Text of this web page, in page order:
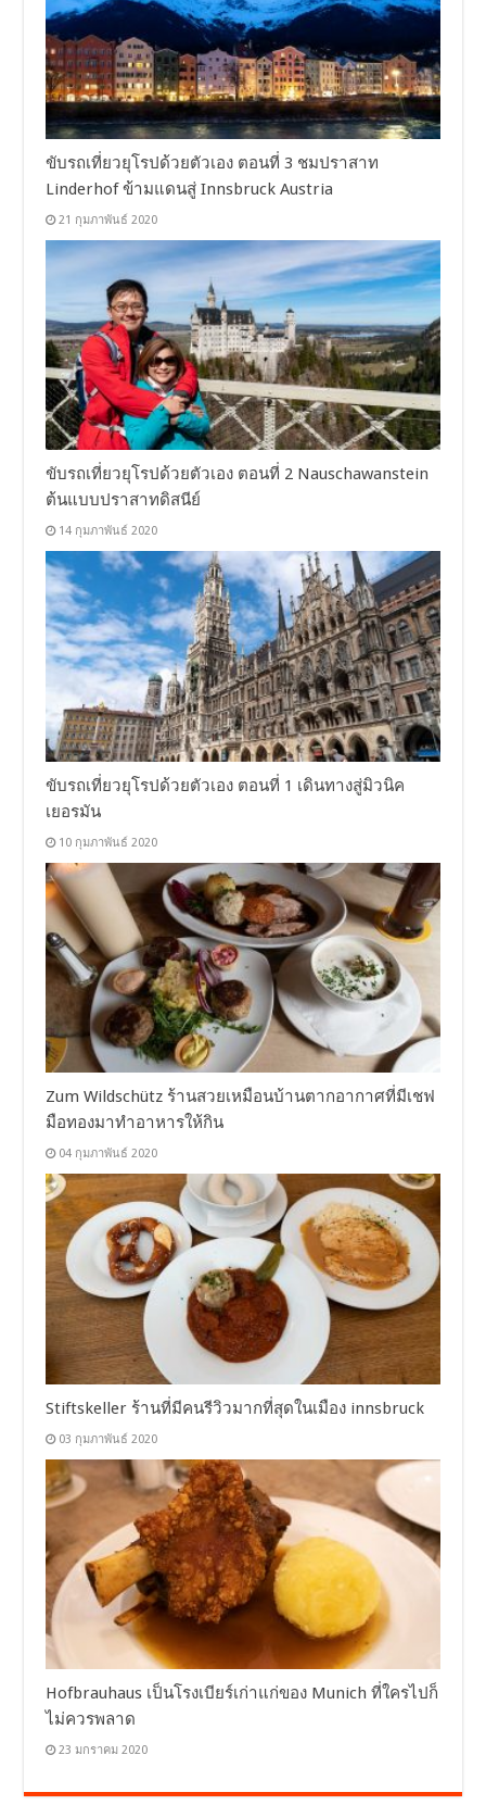
ขับรถเที่ยวยุโรปด้วยตัวเอง ตอนที่ 3 ชมปราสาท
Linderhof ข้ามแดนสู่ Innsbruck Austria
21 กุมภาพันธ์ 2020
ขับรถเที่ยวยุโรปด้วยตัวเอง ตอนที่ 2 Nauschawanstein
ต้นแบบปราสาทดิสนีย์
14 กุมภาพันธ์ 2020
ขับรถเที่ยวยุโรปด้วยตัวเอง ตอนที่ 1 เดินทางสู่มิวนิค
เยอรมัน
10 กุมภาพันธ์ 2020
Zum Wildschütz ร้านสวยเหมือนบ้านตากอากาศที่มีเชฟ
มือทองมาทำอาหารให้กิน
04 กุมภาพันธ์ 2020
Stiftskeller ร้านที่มีคนรีวิวมากที่สุดในเมือง innsbruck
03 กุมภาพันธ์ 2020
Hofbrauhaus เป็นโรงเบียร์เก่าแก่ของ Munich ที่ใครไปก็
ไม่ควรพลาด
23 มกราคม 2020